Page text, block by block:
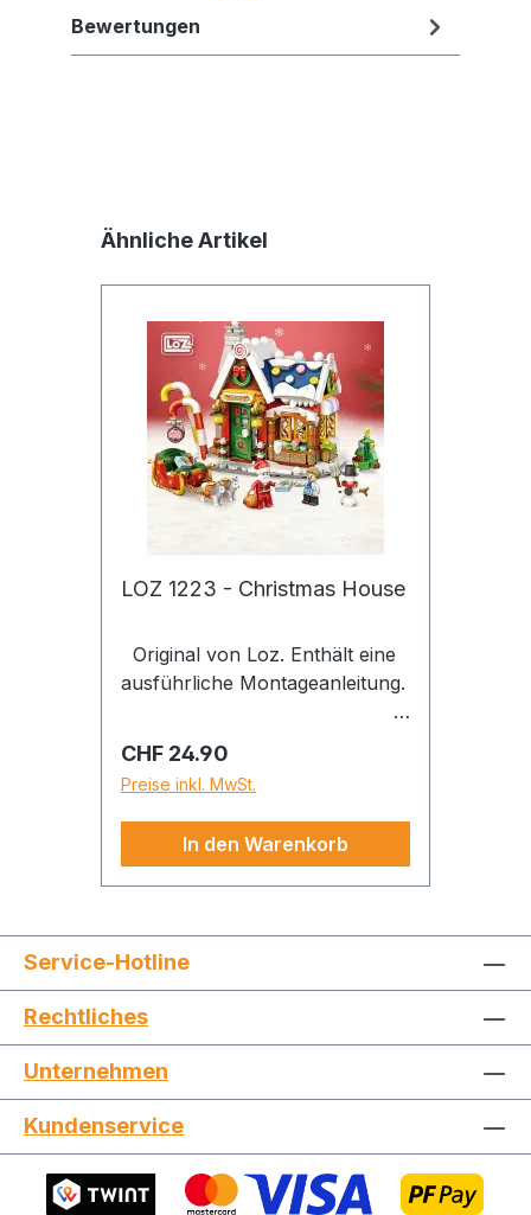
Jetzt die Website deinen Freunden zeigen
Kopieren
Bewertungen
Produktgalerie überspringen
Ähnliche Artikel
LOZ 1223 - Christmas House
Original von Loz. Enthält eine
ausführliche Montageanleitung.
Regulärer Preis:
CHF 24.90
Preise inkl. MwSt.
In den Warenkorb
Service-Hotline
Rechtliches
Unternehmen
Kundenservice